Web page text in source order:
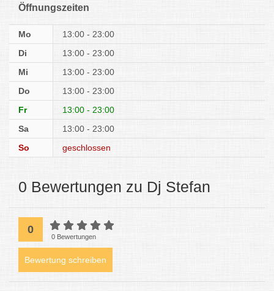
Öffnungszeiten
Mo
13:00 - 23:00
Di
13:00 - 23:00
Mi
13:00 - 23:00
Do
13:00 - 23:00
Fr
13:00 - 23:00
Sa
13:00 - 23:00
So
geschlossen
0 Bewertungen zu Dj Stefan
0
0 Bewertungen
Bewertung schreiben